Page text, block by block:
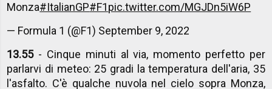
Monza#ItalianGP#F1pic.twitter.com/MGJDn5iW6P
— Formula 1 (@F1) September 9, 2022
13.55- Cinque minuti al via, momento perfetto per
parlarvi di meteo: 25 gradi la temperatura dell'aria, 35
l'asfalto. C'è qualche nuvola nel cielo sopra Monza,